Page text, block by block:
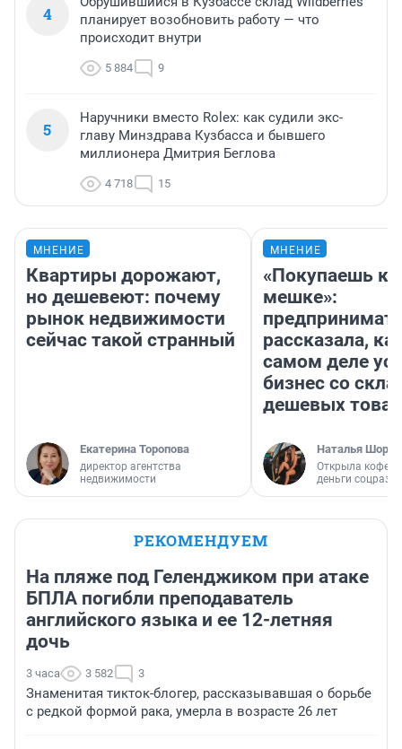
4
планирует возобновить работу — что
происходит внутри
5 884 9
5
Наручники вместо Rolex: как судили экс-
главу Минздрава Кузбасса и бывшего
миллионера Дмитрия Беглова
4 718 15
МНЕНИЕ
Квартиры дорожают,
но дешевеют: почему
рынок недвижимости
сейчас такой странный
Екатерина Торопова
директор агентства
недвижимости
МНЕНИЕ
«Покупаешь
мешке»:
рассказала,
самом деле
бизнес со
дешевых
Наталья
Открыла
деньги
РЕКОМЕНДУЕМ
На пляже под Геленджиком при атаке
БПЛА погибли преподаватель
английского языка и ее 12-летняя
дочь
3 часа 3 582 3
Знаменитая тикток-блогер, рассказывавшая о борьбе
с редкой формой рака, умерла в возрасте 26 лет